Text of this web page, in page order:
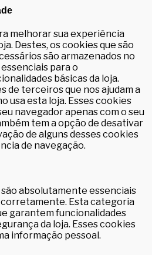
melhorar sua experiência
Destes, os cookies que são
são armazenados no
para o
básicas da loja.
de terceiros que nos ajudam a
usa esta loja. Esses cookies
navegador apenas com o seu
tem a opção de desativar
de alguns desses cookies
de navegação.
absolutamente essenciais
corretamente. Esta categoria
garantem funcionalidades
da loja. Esses cookies
informação pessoal.